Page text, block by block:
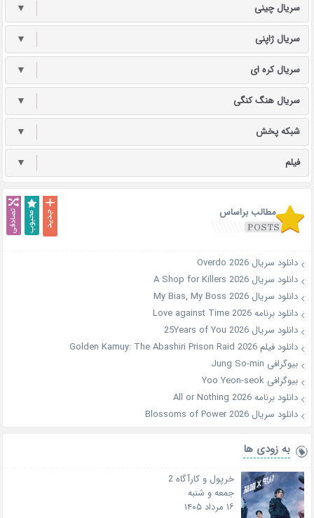
سریال چینی ▼
سریال ژاپنی ▼
سریال کره ای ▼
سریال هنگ کنگی ▼
شبکه پخش ▼
فیلم ▼
مطالب براساس
دانلود سریال Overdo 2026
دانلود سریال A Shop for Killers 2026
دانلود سریال My Bias, My Boss 2026
دانلود برنامه Love against Time 2026
دانلود سریال 25Years of You 2026
دانلود فیلم Golden Kamuy: The Abashiri Prison Raid 2026
بیوگرافی Jung So-min
بیوگرافی Yoo Yeon-seok
دانلود برنامه All or Nothing 2026
دانلود سریال Blossoms of Power 2026
به زودی ها
خرپول و کارآگاه 2
جمعه و شنبه
۱۶ مرداد ۱۴۰۵